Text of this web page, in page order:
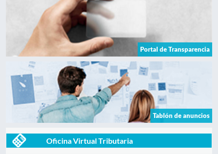
Portal de Transparencia
Tablón de anuncios
Oficina Virtual Tributaria